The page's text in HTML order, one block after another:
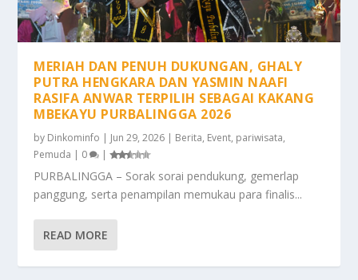
MERIAH DAN PENUH DUKUNGAN, GHALY
PUTRA HENGKARA DAN YASMIN NAAFI
RASIFA ANWAR TERPILIH SEBAGAI KAKANG
MBEKAYU PURBALINGGA 2026
by Dinkominfo | Jun 29, 2026 | Berita, Event, pariwisata,
Pemuda | 0 |
PURBALINGGA – Sorak sorai pendukung, gemerlap
panggung, serta penampilan memukau para finalis...
READ MORE